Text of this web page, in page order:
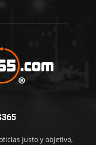
justo y objetivo,